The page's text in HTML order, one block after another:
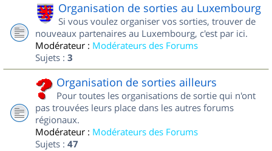
Organisation de sorties au Luxembourg
Si vous voulez organiser vos sorties, trouver de
nouveaux partenaires au Luxembourg, c'est par ici.
Modérateur : Modérateurs des Forums
Sujets : 3
Organisation de sorties ailleurs
Pour toutes les organisations de sortie qui n'ont
pas trouvées leurs place dans les autres forums
régionaux.
Modérateur : Modérateurs des Forums
Sujets : 47